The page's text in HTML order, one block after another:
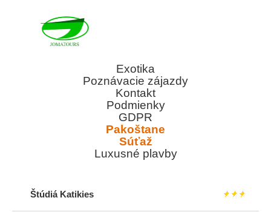
Exotika
Poznávacie zájazdy
Kontakt
Podmienky
GDPR
Pakoštane
Súťaž
Luxusné plavby
Štúdiá Katikies